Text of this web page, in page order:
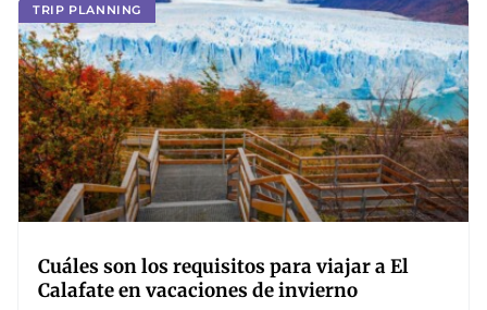
TRIP PLANNING
Cuáles son los requisitos para viajar a El
Calafate en vacaciones de invierno